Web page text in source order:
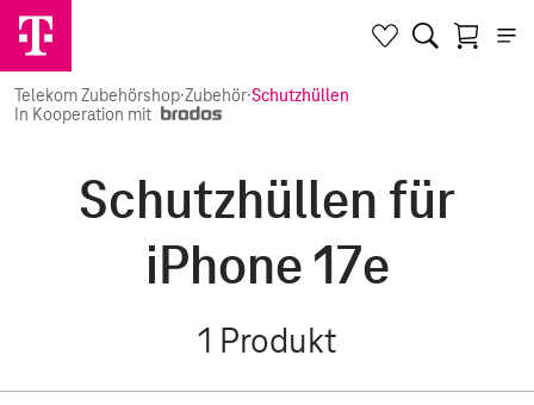
Telekom Zubehörshop·Zubehör·Schutzhüllen
In Kooperation mit
Schutzhüllen für
iPhone 17e
1 Produkt